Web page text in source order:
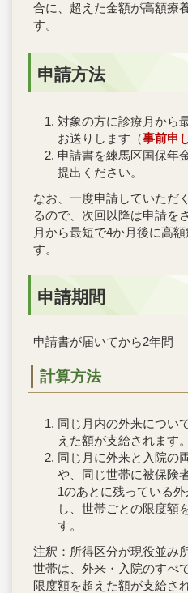
合に、超えた金額が高額療
す。
申請方法
対象の方に診療月から
お送りします（事前申
申請書を練馬区国保年
提出ください。
なお、一度申請していただ
るので、次回以降は申請を
月から最短で4か月後に高
す。
申請期間
申請書が届いてから2年間
計算方法
同じ月内の外来につい
えた額が支給されます。
同じ月に外来と入院の
や、同じ世帯に被保険
1のあとに残っている
し、世帯ごとの限度額
す。
注釈：所得区分が現役並み
世帯は、外来・入院のすべ
限度額を超えた額が支給さ